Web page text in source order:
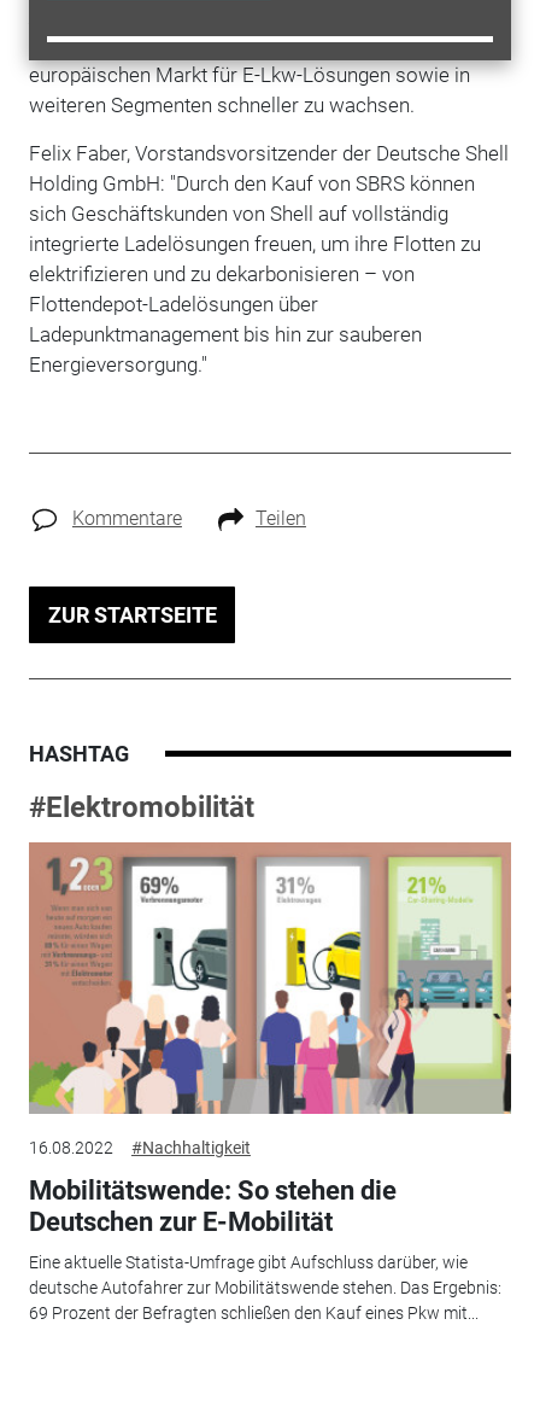
Bereich E-Bus-Ladenlösungen stärken und auf dem
europäischen Markt für E-Lkw-Lösungen sowie in
weiteren Segmenten schneller zu wachsen.
Felix Faber, Vorstandsvorsitzender der Deutsche Shell
Holding GmbH: "Durch den Kauf von SBRS können
sich Geschäftskunden von Shell auf vollständig
integrierte Ladelösungen freuen, um ihre Flotten zu
elektrifizieren und zu dekarbonisieren – von
Flottendepot-Ladelösungen über
Ladepunktmanagement bis hin zur sauberen
Energieversorgung."
Kommentare Teilen
ZUR STARTSEITE
HASHTAG
#Elektromobilität
16.08.2022 #Nachhaltigkeit
Mobilitätswende: So stehen die
Deutschen zur E-Mobilität
Eine aktuelle Statista-Umfrage gibt Aufschluss darüber, wie
deutsche Autofahrer zur Mobilitätswende stehen. Das Ergebnis:
69 Prozent der Befragten schließen den Kauf eines Pkw mit...